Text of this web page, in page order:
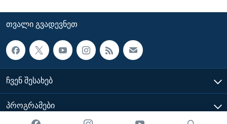
ᲗᲕᲐᲚᲘ ᲒᲕᲐᲓᲔᲕᲜᲔᲗ
ᲩᲕᲔᲜ ᲨᲔᲡᲐᲮᲔᲑ
ᲞᲠᲝᲒᲠᲐᲛᲔᲑᲘ